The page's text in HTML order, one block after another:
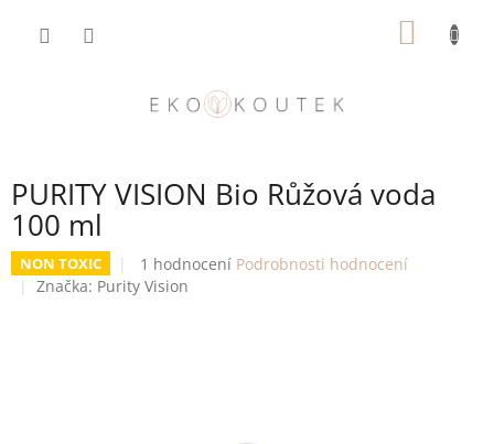
PURITY VISION Bio Růžová voda
100 ml
NON TOXIC
Průměrné
hodnocení
1 hodnocení Podrobnosti hodnocení
Značka: Purity Vision